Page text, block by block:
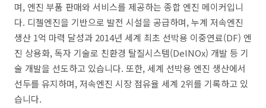
며, 엔진 부품 판매와 서비스를 제공하는 종합 엔진 메이커입니
다. 디젤엔진을 기반으로 발전 시설을 공급하며, 누계 저속엔진
생산 1억 마력 달성과 2014년 세계 최초 선박용 이중연료(DF) 엔
진 상용화, 독자 기술로 친환경 탈질시스템(DelNOx) 개발 등 기
술 개발을 선도하고 있습니다. 또한, 세계 선박용 엔진 생산에서
선두를 유지하며, 저속엔진 시장 점유율 세계 2위를 기록하고 있
습니다.